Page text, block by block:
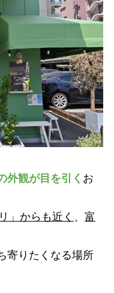
外観が目を引く お
」からも近く 、 富
寄りたくなる場所